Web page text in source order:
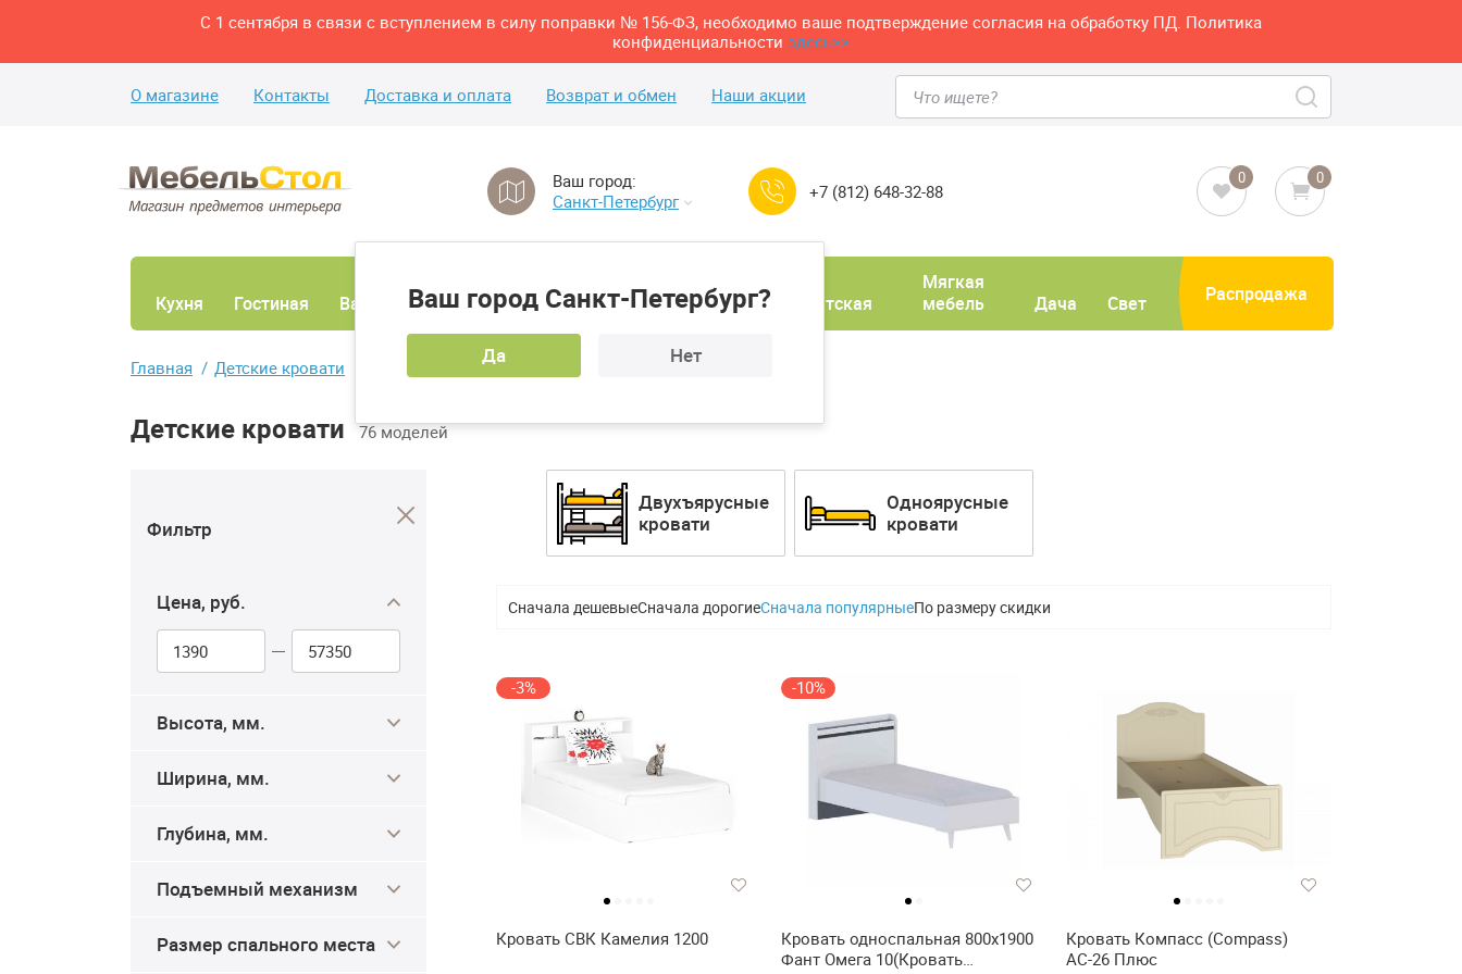
С 1 сентября в связи с вступлением в силу поправки № 156-ФЗ, необходимо ваше подтверждение согласия на обработку ПД. Политика
конфиденциальности здесь>>
О магазине Контакты Доставка и оплата Возврат и обмен Наши акции
Ваш город:
Санкт-Петербург
Ваш город Санкт-Петербург?
Да Нет
+7 (812) 648-32-88
0 0
Кухня Гостиная Ванная Спальня
кабинет
Прихожая Детская
Мягкая
мебель
Дача Свет Распродажа
Главная Детские кровати
Детские кровати 76 моделей
Двухъярусные
кровати
Одноярусные
кровати
Сначала дешевыеСначала дорогиеСначала популярныеПо размеру скидки
-3%
Кровать СВК Камелия 1200
-10%
Кровать односпальная 800х1900
Фант Омега 10(Кровать
Кровать Компасс (Compass)
АС-26 Плюс
Фильтр
Цена, руб.
Высота, мм.
Ширина, мм.
Глубина, мм.
Подъемный механизм
Размер спального места